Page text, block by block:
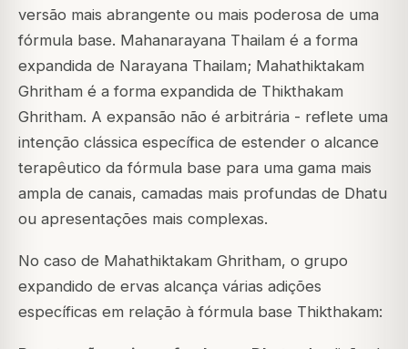
versão mais abrangente ou mais poderosa de uma
fórmula base. Mahanarayana Thailam é a forma
expandida de Narayana Thailam; Mahathiktakam
Ghritham é a forma expandida de Thikthakam
Ghritham. A expansão não é arbitrária - reflete uma
intenção clássica específica de estender o alcance
terapêutico da fórmula base para uma gama mais
ampla de canais, camadas mais profundas de Dhatu
ou apresentações mais complexas.
No caso de Mahathiktakam Ghritham, o grupo
expandido de ervas alcança várias adições
específicas em relação à fórmula base Thikthakam: